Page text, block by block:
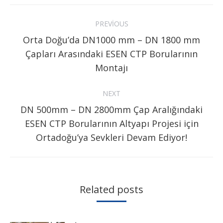
PREVIOUS
Previous
post:
Orta Doğu’da DN1000 mm – DN 1800 mm
Çapları Arasındaki ESEN CTP Borularının
Montajı
NEXT
Next
post:
DN 500mm – DN 2800mm Çap Aralığındaki
ESEN CTP Borularının Altyapı Projesi için
Ortadoğu’ya Sevkleri Devam Ediyor!
Related posts